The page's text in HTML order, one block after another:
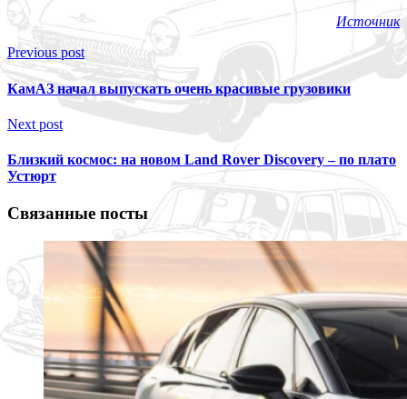
Источник
Previous post
КамАЗ начал выпускать очень красивые грузовики
Next post
Близкий космос: на новом Land Rover Discovery – по плато
Устюрт
Связанные посты